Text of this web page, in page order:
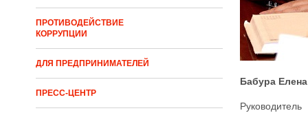
ПРОТИВОДЕЙСТВИЕ
КОРРУПЦИИ
ДЛЯ ПРЕДПРИНИМАТЕЛЕЙ
ПРЕСС-ЦЕНТР
Бабура